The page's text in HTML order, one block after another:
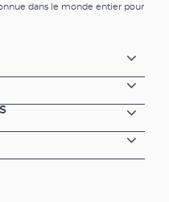
dans le monde entier pour